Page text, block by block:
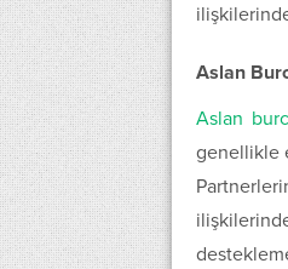
Aslan
Aslan
genellikle